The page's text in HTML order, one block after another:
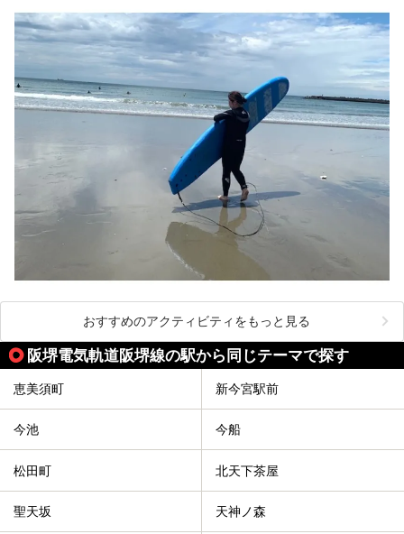
おすすめのアクティビティをもっと見る
阪堺電気軌道阪堺線の駅から同じテーマで探す
恵美須町 新今宮駅前
今池 今船
松田町 北天下茶屋
聖天坂 天神ノ森